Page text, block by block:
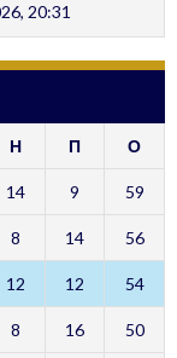
20:31
Н П О
14 9 59
8 14 56
12 12 54
8 16 50